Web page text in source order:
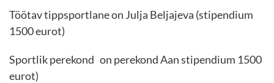
Töötav tippsportlane on Julja Beljajeva (stipendium
1500 eurot)
Sportlik perekond on perekond Aan stipendium 1500
eurot)